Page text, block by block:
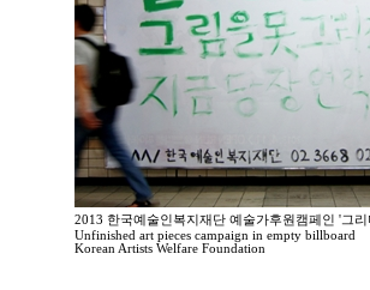
2013 한국예술인복지재단 예술가후원캠페인 '그리
Unfinished art pieces campaign in empty billboard
Korean Artists Welfare Foundation